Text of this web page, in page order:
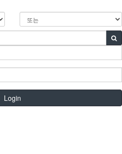
Login